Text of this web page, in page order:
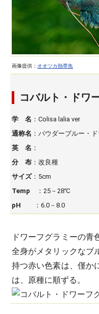
画像提供： オオツカ熱帯魚
コバルト・ドワ
学 名 ：Colisa lalia ver
通称名 ：パウダーブルー・
英 名 ：
分 布 ：改良種
サイズ：5cm
Temp ：25－28℃
pH
：6.0－8.0
ドワーフグラミーの青
全身がメタリックなブ
持つ赤い色素は、僅か
は、原種に順ずる。